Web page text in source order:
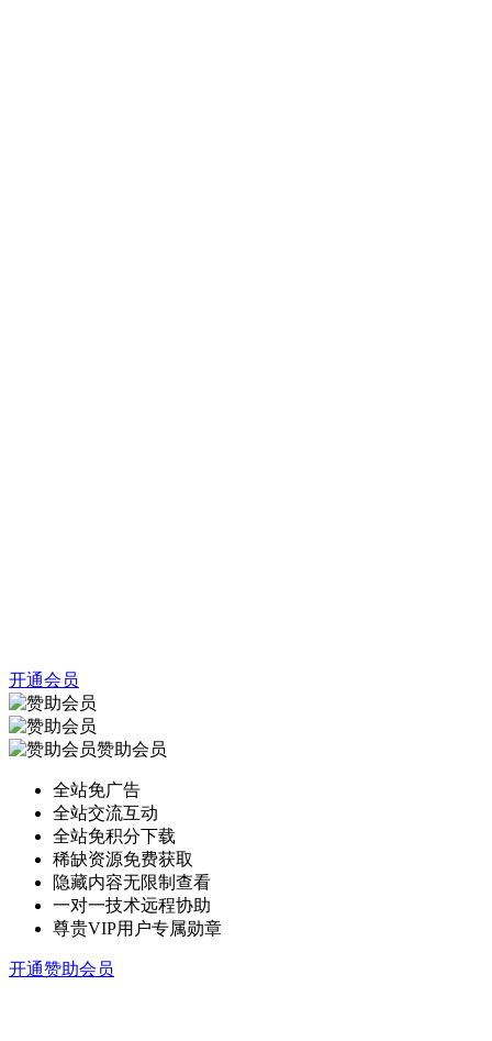
开通会员
赞助会员
全站免广告
全站交流互动
全站免积分下载
稀缺资源免费获取
隐藏内容无限制查看
一对一技术远程协助
尊贵VIP用户专属勋章
开通赞助会员